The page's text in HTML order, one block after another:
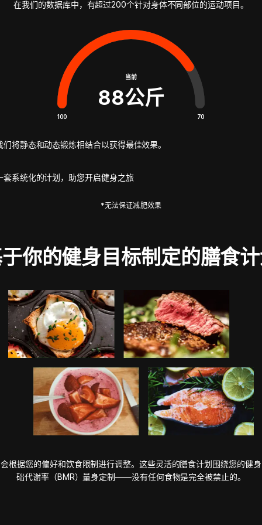
在我们的数据库中，有超过200个针对身体不同部位的运动项目。
当前
88公斤
100 70
们将静态和动态锻炼相结合以获得最佳效果。
套系统化的计划，助您开启健身之旅
*无法保证减肥效果
你的健身目标制定的膳食
根据您的偏好和饮食限制进行调整。这些灵活的膳食计划围绕您的健
础代谢率（BMR）量身定制——没有任何食物是完全被禁止的。